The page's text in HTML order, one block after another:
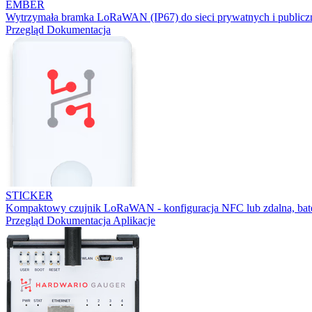
EMBER
Wytrzymała bramka LoRaWAN (IP67) do sieci prywatnych i
Przegląd Dokumentacja
STICKER
Kompaktowy czujnik LoRaWAN - konfiguracja NFC lub zdalna,
Przegląd Dokumentacja Aplikacje